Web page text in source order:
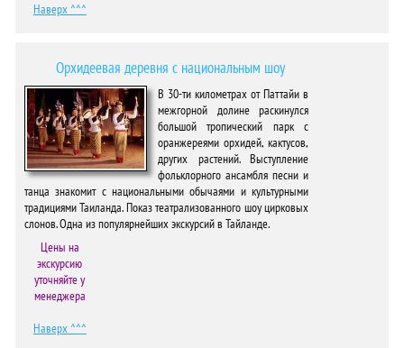
Наверх ^^^
Орхидеевая деревня с национальным шоу
В 30-ти километрах от Паттайи в
межгорной долине раскинулся
большой тропический парк с
оранжереями орхидей, кактусов,
других растений. Выступление
фольклорного ансамбля песни и
танца знакомит с национальными обычаями и культурными
традициями Таиланда. Показ театрализованного шоу цирковых
слонов. Одна из популярнейших экскурсий в Тайланде.
Цены на
экскурсию
уточняйте у
менеджера
Наверх ^^^